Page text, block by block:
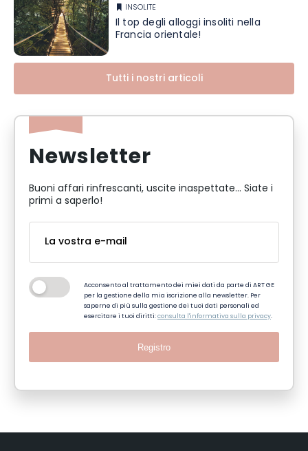
INSOLITE
Il top degli alloggi insoliti nella
Francia orientale!
Tutti i nostri articoli
Newsletter
Buoni affari rinfrescanti, uscite inaspettate... Siate i
primi a saperlo!
Acconsento al trattamento dei miei dati da parte di ART GE
per la gestione della mia iscrizione alla newsletter. Per
saperne di più sulla gestione dei tuoi dati personali ed
esercitare i tuoi diritti:consulta l'informativa sulla privacy.
Registro